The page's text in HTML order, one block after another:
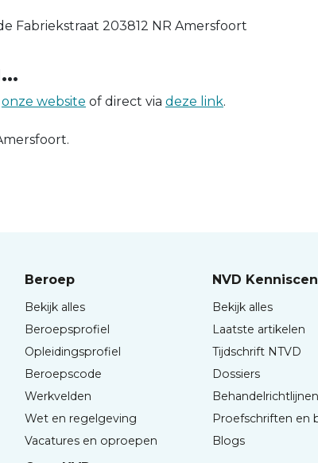
Fabriekstraat 203812 NR Amersfoort
onze website of direct via deze link.
Beroep
Bekijk alles
Beroepsprofiel
Opleidingsprofiel
Beroepscode
Werkvelden
Wet en regelgeving
Vacatures en oproepen
NVD
Bekijk alles
Laatste artikelen
Tijdschrift NTVD
Dossiers
Behandelrichtlijnen
Proefschriften en
Blogs